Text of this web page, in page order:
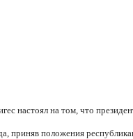
настоял на том, что
приняв положения